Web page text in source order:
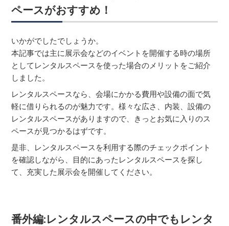
ペースがおすすめ！
いかがでしたでしょうか。
本記事では主に展示会などのイベントを開催する時の場所
としてレンタルスペースを使った場合のメリットをご紹介
しました。
レンタルスペースなら、会場にかかる費用や設備の面で気
軽に借りられるのが魅力です。様々な広さ、内装、設備の
レンタルスペースがありますので、きっとお気に入りのス
ペースが見つかるはずです。
是非、レンタルスペースを利用する際のチェックポイント
を確認しながら、目的にあったレンタルスペースを探し
て、充実した展示会を開催してください。
番外編:レンタルスペースの中でもレンタ